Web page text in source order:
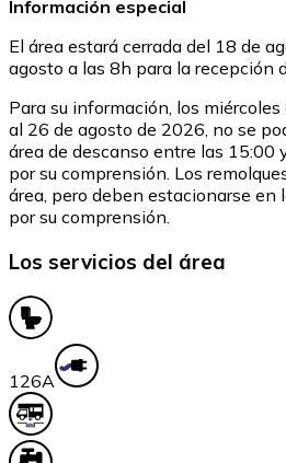
Información especial
El área estará cerrada del 18 de
agosto a las 8h para la recepción
Para su información, los
al 26 de agosto de 2026, no se
área de descanso entre las 15:00
por su comprensión. Los
área, pero deben estacionarse en
por su comprensión.
Los servicios del área
126A